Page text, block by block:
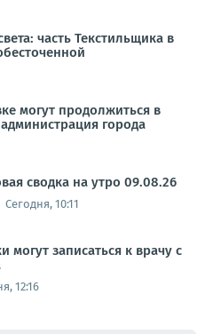
часть Текстильщика в
могут продолжиться в
города
сводка на утро 09.08.26
Сегодня, 10:11
могут записаться к врачу с
12:16